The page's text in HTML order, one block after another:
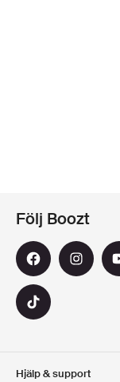
Hjälp & support
Följ Boozt